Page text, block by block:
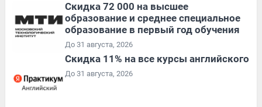
Скидка 72 000 на высшее
образование и среднее специальное
образование в первый год обучения
До 31 августа, 2026
Скидка 11% на все курсы английского
До 31 августа, 2026